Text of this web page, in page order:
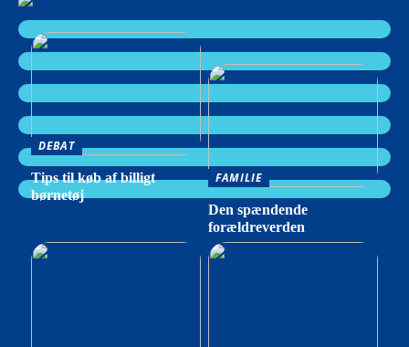
DEBAT
Tips til køb af billigt
børnetøj
FAMILIE
Den spændende
forældreverden